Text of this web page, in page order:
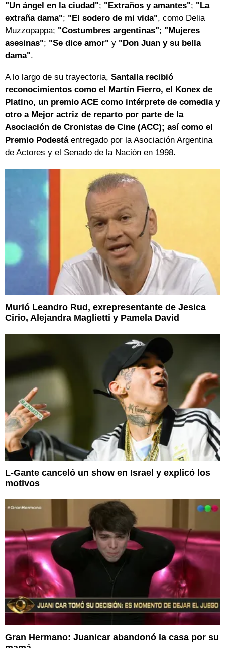
"Un ángel en la ciudad"; "Extraños y amantes"; "La
extraña dama"; "El sodero de mi vida", como Delia
Muzzopappa; "Costumbres argentinas"; "Mujeres
asesinas"; "Se dice amor" y "Don Juan y su bella
dama".
A lo largo de su trayectoria, Santalla recibió
reconocimientos como el Martín Fierro, el Konex de
Platino, un premio ACE como intérprete de comedia y
otro a Mejor actriz de reparto por parte de la
Asociación de Cronistas de Cine (ACC); así como el
Premio Podestáentregado por la Asociación Argentina
de Actores y el Senado de la Nación en 1998.
Murió Leandro Rud, exrepresentante de Jesica
Cirio, Alejandra Maglietti y Pamela David
L-Gante canceló un show en Israel y explicó los
motivos
Gran Hermano: Juanicar abandonó la casa por su